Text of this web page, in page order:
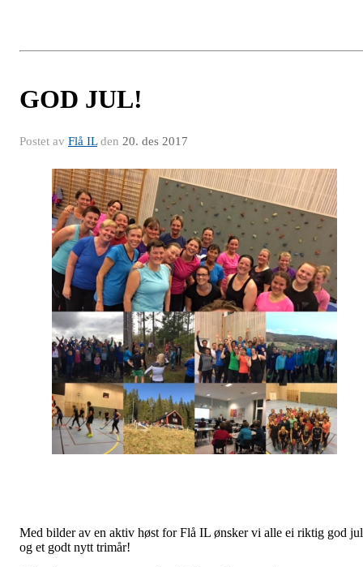
GOD JUL!
Postet av Flå ILden 20. des 2017
Med bilder av en aktiv høst for Flå IL ønsker vi alle ei riktig god jul
og et godt nytt trimår!